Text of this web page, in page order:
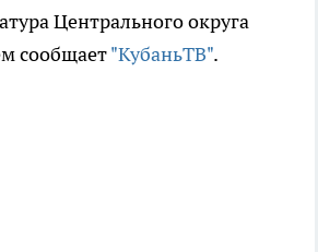
Центрального округа
сообщает"КубаньТВ".